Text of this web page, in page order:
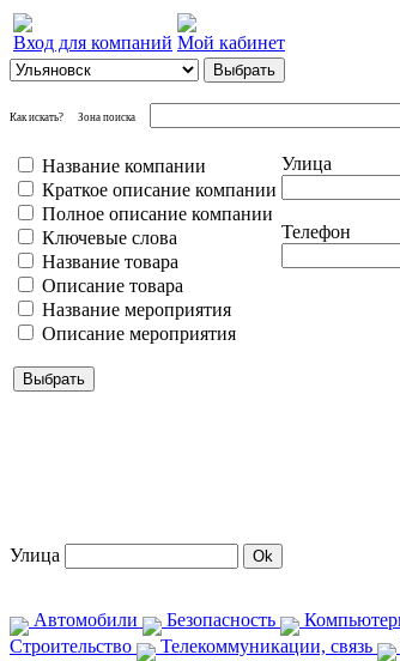
Вход для компаний Мой кабинет
Как искать? Зона поиска
Название компании
Краткое описание компании
Полное описание компании
Ключевые слова
Название товара
Описание товара
Название мероприятия
Описание мероприятия
Улица
Телефон
Улица
Автомобили Безопасность
Строительство
Телекоммуникации, связь